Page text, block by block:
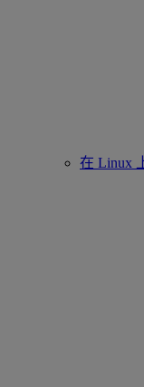
在 Linux